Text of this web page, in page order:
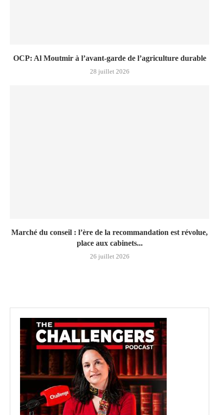
OCP: Al Moutmir à l’avant-garde de l’agriculture durable
28 juillet 2026
Marché du conseil : l’ère de la recommandation est révolue,
place aux cabinets...
26 juillet 2026